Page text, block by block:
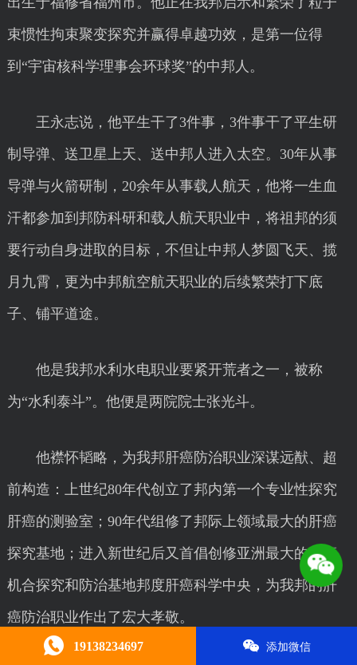
束惯性拘束聚变探究并赢得卓越功效，是第一位得
到“宇宙核科学理事会环球奖”的中邦人。
王永志说，他平生干了3件事，3件事干了平生研
制导弹、送卫星上天、送中邦人进入太空。30年从事
导弹与火箭研制，20余年从事载人航天，他将一生血
汗都参加到邦防科研和载人航天职业中，将祖邦的须
要行动自身进取的目标，不但让中邦人梦圆飞天、揽
月九霄，更为中邦航空航天职业的后续繁荣打下底
子、铺平道途。
他是我邦水利水电职业要紧开荒者之一，被称
为“水利泰斗”。他便是两院院士张光斗。
他襟怀韬略，为我邦肝癌防治职业深谋远猷、超
前构造：上世纪80年代创立了邦内第一个专业性探究
肝癌的测验室；90年代组修了邦际上领域最大的肝癌
探究基地；进入新世纪后又首倡创修亚洲最大的肝癌
机合探究和防治基地邦度肝癌科学中央，为我邦的肝
癌防治职业作出了宏大孝敬。
19138234697 添加微信